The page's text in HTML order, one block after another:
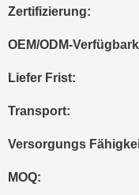
Zertifizierung:
OEM/ODM-
Liefer Frist:
Transport:
Versorgungs
MOQ: